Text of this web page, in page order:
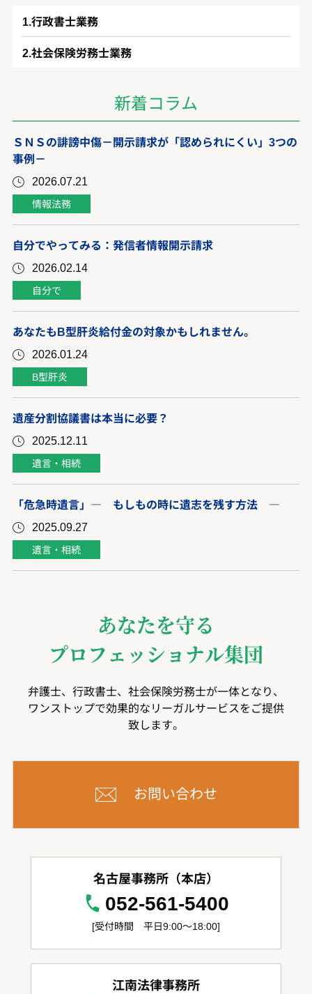
行政書士業務
社会保険労務士業務
新着コラム
ＳＮＳの誹謗中傷－開示請求が「認められにくい」3つの
事例－
2026.07.21
情報法務
自分でやってみる：発信者情報開示請求
2026.02.14
自分で
あなたもB型肝炎給付金の対象かもしれません。
2026.01.24
B型肝炎
遺産分割協議書は本当に必要？
2025.12.11
遺言・相続
「危急時遺言」― もしもの時に遺志を残す方法 ―
2025.09.27
遺言・相続
あなたを守る
プロフェッショナル集団
弁護士、行政書士、社会保険労務士が一体となり、
ワンストップで効果的なリーガルサービスをご提供
致します。
お問い合わせ
名古屋事務所（本店）
052-561-5400
[受付時間 平日9:00～18:00]
江南法律事務所